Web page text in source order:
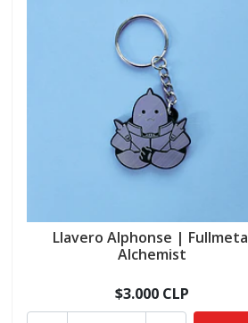
Llavero Alphonse |
Alchemist
$3.000 CLP